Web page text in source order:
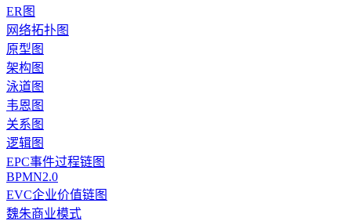
ER图
网络拓扑图
原型图
架构图
泳道图
韦恩图
关系图
逻辑图
EPC事件过程链图
BPMN2.0
EVC企业价值链图
魏朱商业模式